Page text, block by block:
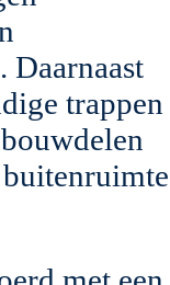
Daarnaast
trappen